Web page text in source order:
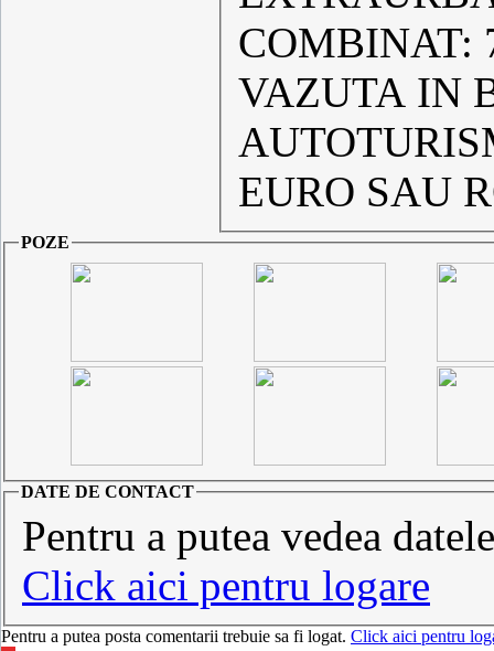
COMBINAT: 7 L/100KM MASINA POATE FI
VAZUTA IN
EURO SAU
POZE
DATE DE CONTACT
Pentru a putea vedea
Click aici pentru logare
Pentru a putea posta comentarii trebuie sa fi logat. Click aici pentru